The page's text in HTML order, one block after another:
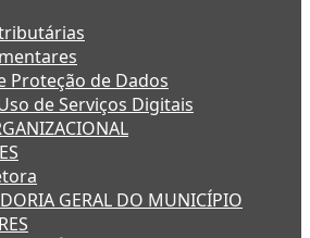
Proteção de Dados
de Serviços Digitais
GERAL DO MUNICÍPIO